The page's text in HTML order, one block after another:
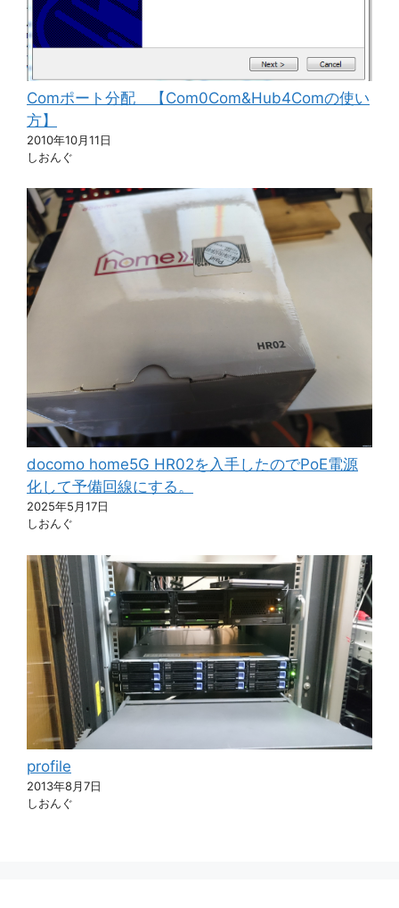
Comポート分配 【Com0Com&Hub4Comの使い
方】
2010年10月11日
しおんぐ
docomo home5G HR02を入手したのでPoE電源
化して予備回線にする。
2025年5月17日
しおんぐ
profile
2013年8月7日
しおんぐ